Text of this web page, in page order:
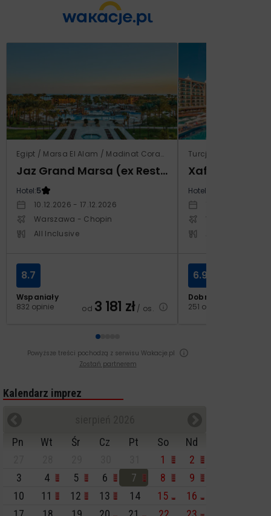
Egipt / Marsa El Alam / Madinat Coraya
Jaz Grand Marsa (ex Resta Grand Resort)
Hotel:5
10.12.2026 - 17.12.2026
Warszawa - Chopin
All Inclusive
Wspaniały
832 opinie
8.7
od 3 181 zł/ os.
Turcja / Riwiera
Xafira Deluxe
Hotel:
Warszawa -
Dobry
251 opinii
6.9
Powyższe treści pochodzą z serwisu Wakacje.pl
Zostań partnerem
Kalendarz imprez
Pn
Wt Śr Cz Pt So
Nd
1
2
3
4 5 6 7 8
9
10
11 12 13 14 15
16